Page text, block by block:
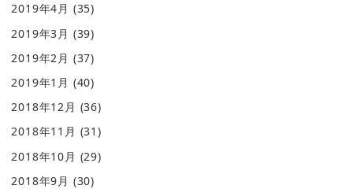
2019年4月 (35)
2019年3月 (39)
2019年2月 (37)
2019年1月 (40)
2018年12月 (36)
2018年11月 (31)
2018年10月 (29)
2018年9月 (30)